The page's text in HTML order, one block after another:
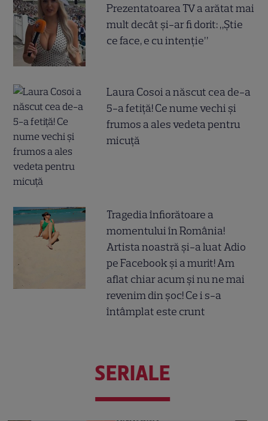
Prezentatoarea TV a arătat mai
mult decât și-ar fi dorit: „Știe
ce face, e cu intenție”
Laura Cosoi a născut cea de-a
5-a fetiță! Ce nume vechi și
frumos a ales vedeta pentru
micuță
Tragedia înfiorătoare a
momentului în România!
Artista noastră și-a luat Adio
pe Facebook și a murit! Am
aflat chiar acum și nu ne mai
revenim din șoc! Ce i s-a
întâmplat este crunt
SERIALE